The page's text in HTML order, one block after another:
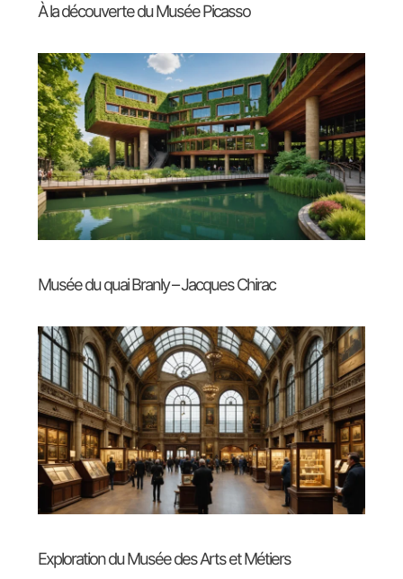
À la découverte du Musée Picasso
Musée du quai Branly – Jacques Chirac
Exploration du Musée des Arts et Métiers